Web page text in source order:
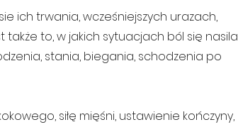
ich trwania, wcześniejszych urazach,
to, w jakich sytuacjach ból się nasila
stania, biegania, schodzenia po
siłę mięśni, ustawienie kończyny,